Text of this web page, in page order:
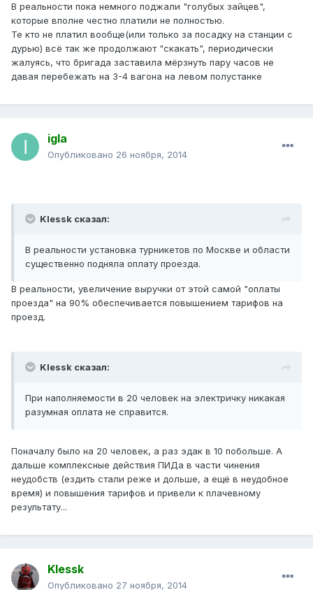
В реальности пока немного поджали "голубых зайцев",
которые вполне честно платили не полностью.
Те кто не платил вообще(или только за посадку на станции с
дурью) всё так же продолжают "скакать", периодически
жалуясь, что бригада заставила мёрзнуть пару часов не
давая перебежать на 3-4 вагона на левом полустанке
igla
Опубликовано 26 ноября, 2014
Klessk сказал:
В реальности установка турникетов по Москве и области
существенно подняла оплату проезда.
В реальности, увеличение выручки от этой самой "оплаты
проезда" на 90% обеспечивается повышением тарифов на
проезд.
Klessk сказал:
При наполняемости в 20 человек на электричку никакая
разумная оплата не справится.
Поначалу было на 20 человек, а раз эдак в 10 побольше. А
дальше комплексные действия ПИДа в части чинения
неудобств (ездить стали реже и дольше, а ещё в неудобное
время) и повышения тарифов и привели к плачевному
результату...
Klessk
Опубликовано 27 ноября, 2014